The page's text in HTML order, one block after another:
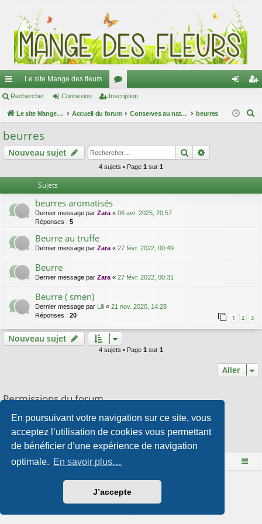
En poursuivant votre navigation sur ce site, vous
acceptez l’utilisation de cookies vous permettant
de bénéficier d’une expérience de navigation
optimale. En savoir plus…
J’accepte
ac
co
ur
ci
Le site Mange des fleurs
or
u
s
ne cri
Rechercher Connexion Inscription
Le site Mange des fleurs Accueil du forum Conserves au naturel beurres
r
r
beurres
Nouveau sujet Rechercher
4 sujets • Page 1 sur 1
Sujets
beurres aromatisés
Dernier message par Zara « 06 avr. 2025, 20:57
Réponses : 5
Beurre au truffe
Dernier message par Zara « 27 févr. 2022, 00:49
Beurre
Dernier message par Zara « 27 févr. 2022, 00:31
Beurre ( smen)
Dernier message par Lili « 21 nov. 2020, 14:28
Réponses : 20 1 2 3
Nouveau sujet
4 sujets • Page 1 sur 1
Aller
Permissions du forum
Vousne pouvez pasrépondre aux sujets dans ce forum
Vousne pouvez pasmodifier vos messages dans ce forum
Vousne pouvez passupprimer vos messages dans ce forum
Vousne pouvez pastransférer de pièces jointes dans ce forum
Le site Mange des fleurs Accueil du forum
Développé parphpBB® Forum Software © phpBB Limited
Style parArty- phpBB 3.3 par MrGaby
©